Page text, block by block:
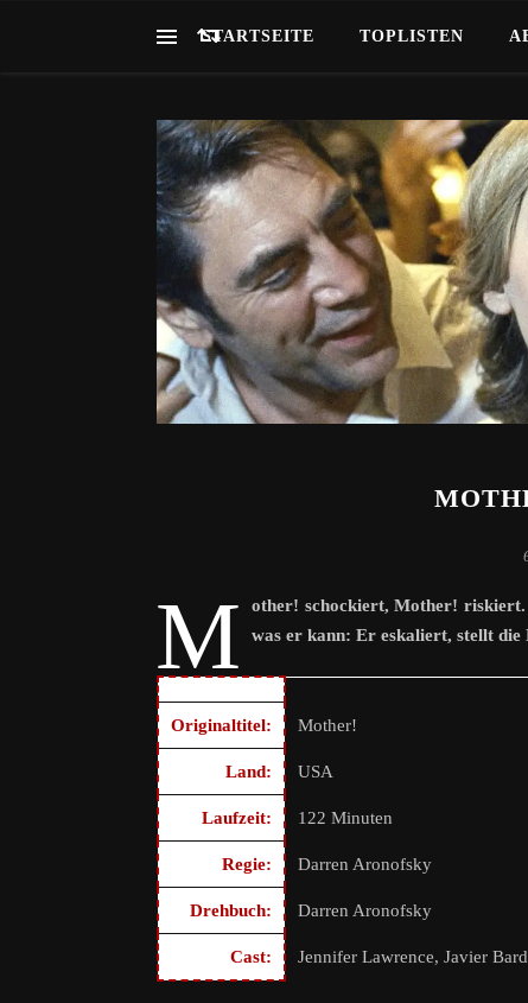
STARTSEITE TOPLISTEN
M
other! schockiert, Mother! riskiert.
was er kann: Er eskaliert, stellt die
Originaltitel: Mother!
Land: USA
Laufzeit: 122 Minuten
Regie: Darren Aronofsky
Drehbuch: Darren Aronofsky
Cast: Jennifer Lawrence, Javier